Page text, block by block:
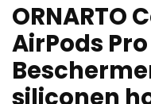
ORNARTO
AirPods